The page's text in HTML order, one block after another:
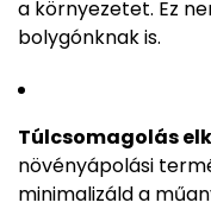
a környezetet. Ez
bolygónknak is.
Túlcsomagolás
növényápolási
minimalizáld a